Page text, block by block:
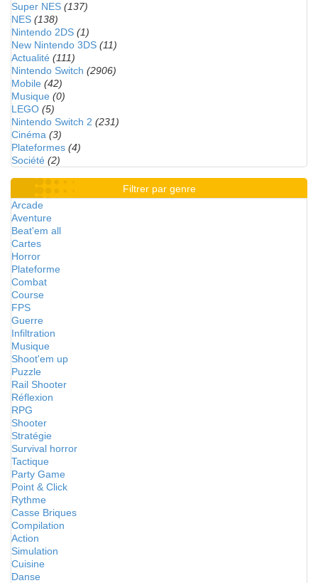
Super NES (137)
NES (138)
Nintendo 2DS (1)
New Nintendo 3DS (11)
Actualité (111)
Nintendo Switch (2906)
Mobile (42)
Musique (0)
LEGO (5)
Nintendo Switch 2 (231)
Cinéma (3)
Plateformes (4)
Société (2)
Filtrer par genre
Arcade
Aventure
Beat'em all
Cartes
Horror
Plateforme
Combat
Course
FPS
Guerre
Infiltration
Musique
Shoot'em up
Puzzle
Rail Shooter
Réflexion
RPG
Shooter
Stratégie
Survival horror
Tactique
Party Game
Point & Click
Rythme
Casse Briques
Compilation
Action
Simulation
Cuisine
Danse